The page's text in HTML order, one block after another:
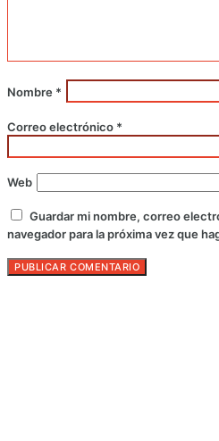
Nombre *
Correo electrónico *
Web
Guardar mi nombre, correo
navegador para la próxima vez que